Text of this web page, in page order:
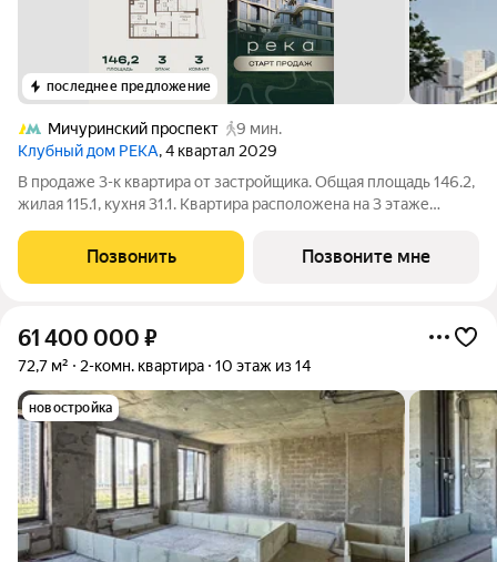
последнее предложение
Мичуринский проспект
9 мин.
Клубный дом РЕКА, 4 квартал 2029
В продаже 3-к квартира от застройщика. Общая площадь 146.2,
жилая 115.1, кухня 31.1. Квартира расположена на 3 этаже
кв. 2029 года. Высота потолка до 3.65 метра в квартирах и до
4,5 м в
Позвонить Позвоните мне
61 400 000 ₽
72,7 м² 2-комн. квартира 10 этаж из 14
новостройка